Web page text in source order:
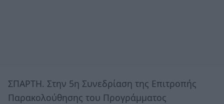
ΣΠΑΡΤΗ. Στην 5η Συνεδρίαση της Επιτροπής
Παρακολούθησης του Προγράμματος